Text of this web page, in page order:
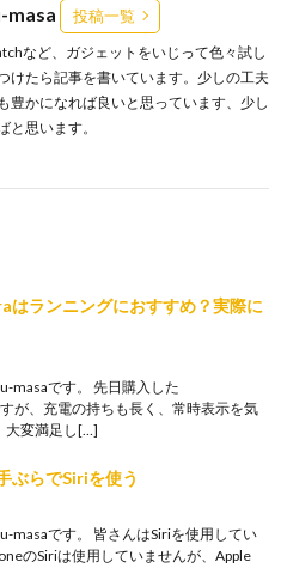
masa 投稿一覧
など、ガジェットをいじって色々試し
けたら記事を書いています。少しの工夫
豊かになれば良いと思っています、少し
と思います。
ランニングにおすすめ？実際に
masaです。 先日購入した
が、充電の持ちも長く、常時表示を気
大変満足し[…]
ぶらでSiriを使う
masaです。 皆さんはSiriを使用してい
のSiriは使用していませんが、Apple